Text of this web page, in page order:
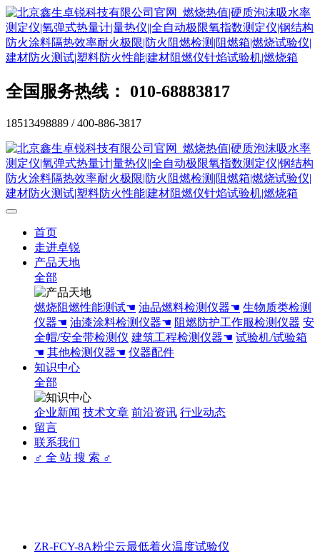
全国服务热线： 010-68883817
18513498889 / 400-886-3817
首页
走进卓锐
产品天地
全部
燃烧阻燃性能测试☚ 油品燃料检测仪器☚ 生物质类检测
仪器☚ 油漆涂料检测仪器☚ 阻燃防护工作服检测仪器 安
全帽/安全带检测仪 建筑工程检测仪器☚ 试验机/试验箱
☚ 其他检测仪器☚ 仪器配件
知识中心
全部
企业新闻 技术文章 前沿资讯 行业动态
留言
联系我们
♂ 全 站 搜 索 ♂
ZR-FCY-8A粉尘云最低着火温度试验仪